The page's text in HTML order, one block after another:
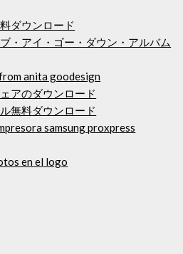
ダウンロード
・アイ・ゴー・ダウン・アルバム
anita goodesign
アのダウンロード
無料ダウンロード
samsung proxpress
en el logo